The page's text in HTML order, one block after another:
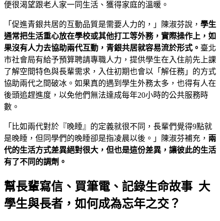
便很渴望跟老人家一同生活、獲得家庭的溫暖。
「促進青銀共居的互動品質是需要人力的，」陳淑芬說， 學生
通常把生活重心放在學校或其他打工等外務，實際操作上，如
果沒有人力去協助兩代互動，青銀共居就容易流於形式。 臺北
市社會局有給予預算聘請專職人力，提供學生在入住前先上課
了解空間特色與長輩需求，入住初期也會以「解任務」的方式
協助兩代之間破冰。如果真的遇到學生外務太多，也得有人在
後頭追趕進度，以免他們無法達成每年20小時的公共服務時
數。
「比如兩代對於『晚睡』的定義就很不同，長輩們覺得9點就
是晚睡，但同學們的晚睡卻是指凌晨以後。」陳淑芬補充， 兩
代的生活方式差異絕對很大，但也是這份差異，讓彼此的生活
有了不同的調劑。
幫長輩寫信、買筆電、記錄生命故事 大
學生與長者，如何成為忘年之交？